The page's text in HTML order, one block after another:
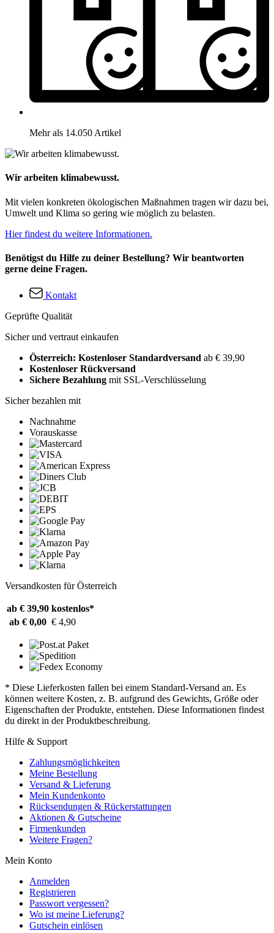
Mehr als 14.050 Artikel
Wir arbeiten klimabewusst.
Mit vielen konkreten ökologischen Maßnahmen tragen wir dazu bei,
Umwelt und Klima so gering wie möglich zu belasten.
Hier findest du weitere Informationen.
Benötigst du Hilfe zu deiner Bestellung? Wir beantworten
gerne deine Fragen.
Kontakt
Geprüfte Qualität
Sicher und vertraut einkaufen
Österreich: Kostenloser Standardversand ab € 39,90
Kostenloser Rückversand
Sichere Bezahlung mit SSL-Verschlüsselung
Sicher bezahlen mit
Nachnahme
Vorauskasse
Versandkosten für Österreich
ab € 39,90 kostenlos*
ab € 0,00 € 4,90
* Diese Lieferkosten fallen bei einem Standard-Versand an. Es
können weitere Kosten, z. B. aufgrund des Gewichts, Größe oder
Eigenschaften der Produkte, entstehen. Diese Informationen findest
du direkt in der Produktbeschreibung.
Hilfe & Support
Zahlungsmöglichkeiten
Meine Bestellung
Versand & Lieferung
Mein Kundenkonto
Rücksendungen & Rückerstattungen
Aktionen & Gutscheine
Firmenkunden
Weitere Fragen?
Mein Konto
Anmelden
Registrieren
Passwort vergessen?
Wo ist meine Lieferung?
Gutschein einlösen